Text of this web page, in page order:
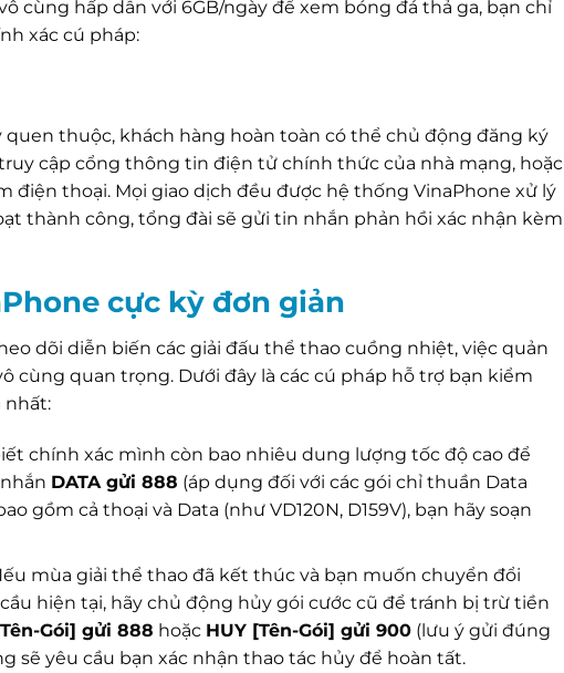
cùng hấp dẫn với 6GB/ngày để xem bóng đá thả ga, bạn chỉ
xác cú pháp:
thuộc, khách hàng hoàn toàn có thể chủ động đăng ký
cập cổng thông tin điện tử chính thức của nhà mạng, hoặc
điện thoại. Mọi giao dịch đều được hệ thống VinaPhone xử lý
thành công, tổng đài sẽ gửi tin nhắn phản hồi xác nhận kèm
cực kỳ đơn giản
dõi diễn biến các giải đấu thể thao cuồng nhiệt, việc quản
cùng quan trọng. Dưới đây là các cú pháp hỗ trợ bạn kiểm
nhất:
chính xác mình còn bao nhiêu dung lượng tốc độ cao để
DATA gửi 888 (áp dụng đối với các gói chỉ thuần Data
gồm cả thoại và Data (như VD120N, D159V), bạn hãy soạn
mùa giải thể thao đã kết thúc và bạn muốn chuyển đổi
hiện tại, hãy chủ động hủy gói cước cũ để tránh bị trừ tiền
Gói] gửi 888 hoặc HUY [Tên-Gói] gửi 900(lưu ý gửi đúng
sẽ yêu cầu bạn xác nhận thao tác hủy để hoàn tất.